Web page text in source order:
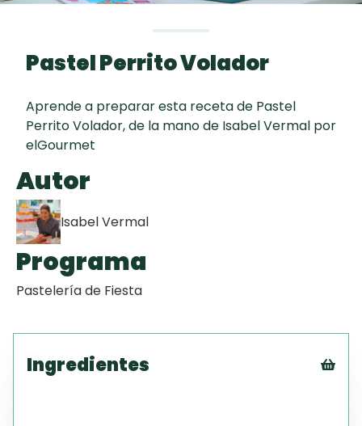
Chispas de
Chocolate
Key Lime Pie
Pastel Perrito Volador
Aprende a preparar esta receta de Pastel
Perrito Volador, de la mano de Isabel Vermal por
elGourmet
Autor
Isabel Vermal
Programa
Pastelería de Fiesta
Ingredientes